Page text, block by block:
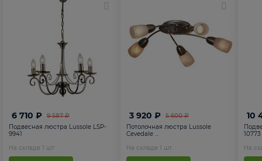
9 587 ₽
6 710 ₽
Подвесная люстра Lussole LSP-
9941
На складе 1 шт
5 600 ₽
3 920 ₽
Потолочная люстра Lussole
Cevedale ...
На складе 1 шт
10
10773
На